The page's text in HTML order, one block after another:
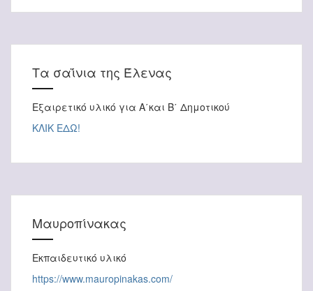
Τα σαΐνια της Έλενας
Εξαιρετικό υλικό για Α΄και Β΄ Δημοτικού
ΚΛΙΚ ΕΔΩ!
Μαυροπίνακας
Εκπαιδευτικό υλικό
https://www.mauropinakas.com/